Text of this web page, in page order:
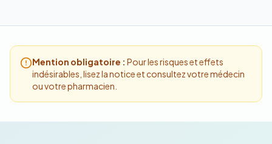
Mention obligatoire : Pour les risques et effets
indésirables, lisez la notice et consultez votre médecin
ou votre pharmacien.